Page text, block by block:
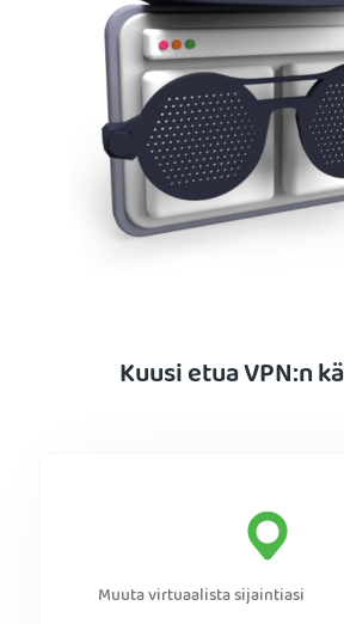
Kuusi etua VPN:n
Muuta virtuaalista sijaintiasi